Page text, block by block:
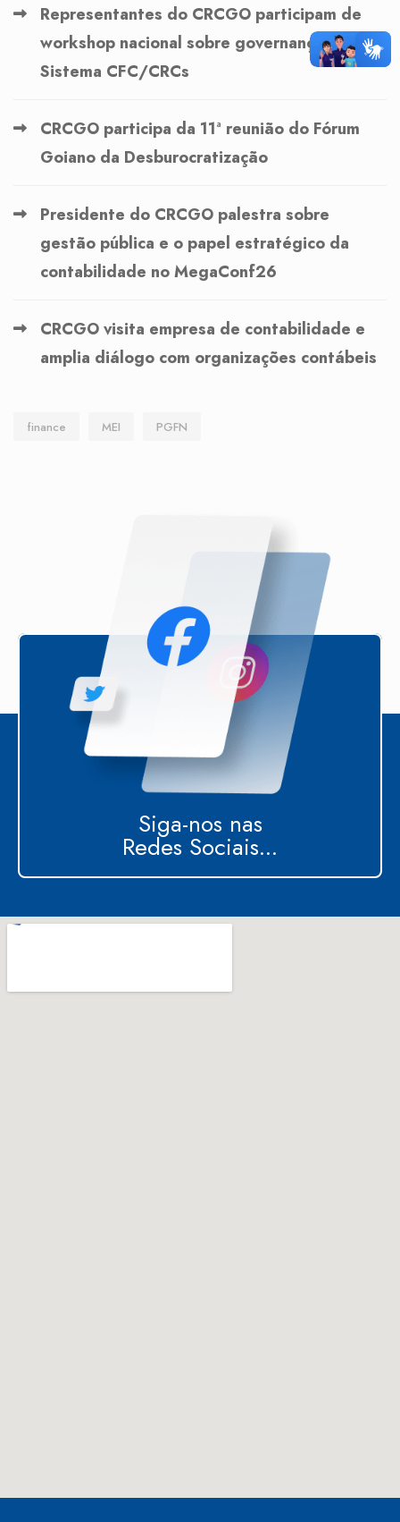
Representantes do CRCGO participam de
workshop nacional sobre governança no
Sistema CFC/CRCs
CRCGO participa da 11ª reunião do Fórum
Goiano da Desburocratização
Presidente do CRCGO palestra sobre
gestão pública e o papel estratégico da
contabilidade no MegaConf26
CRCGO visita empresa de contabilidade e
amplia diálogo com organizações contábeis
finance MEI PGFN
Siga-nos nas
Redes Sociais...